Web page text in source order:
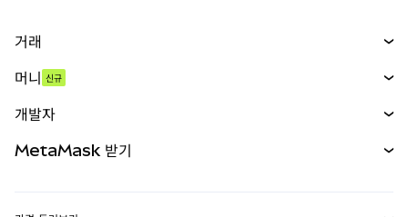
거래
무기한 선물
실물자산
머니 신규
개발자
MetaMask 받기